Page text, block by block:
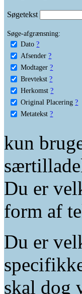
Søgetekst
Søge-afgrænsning:
Dato ?
Afsender ?
Modtager ?
Brevtekst ?
Herkomst ?
Original Placering ?
Metatekst ?
kun
Du er
form af
Du er
skal dog